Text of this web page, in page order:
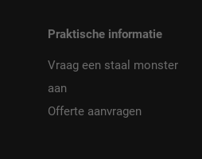
Praktische informatie
Vraag een staal monster
aan
Offerte aanvragen